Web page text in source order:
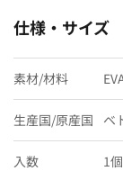
仕様・サイズ
素材/材料
生産国/原産国 ベ
入数 1個